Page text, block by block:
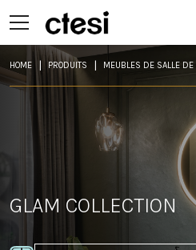
HOME PRODUITS MEUBLES DE SALLE
GLAM COLLECTION